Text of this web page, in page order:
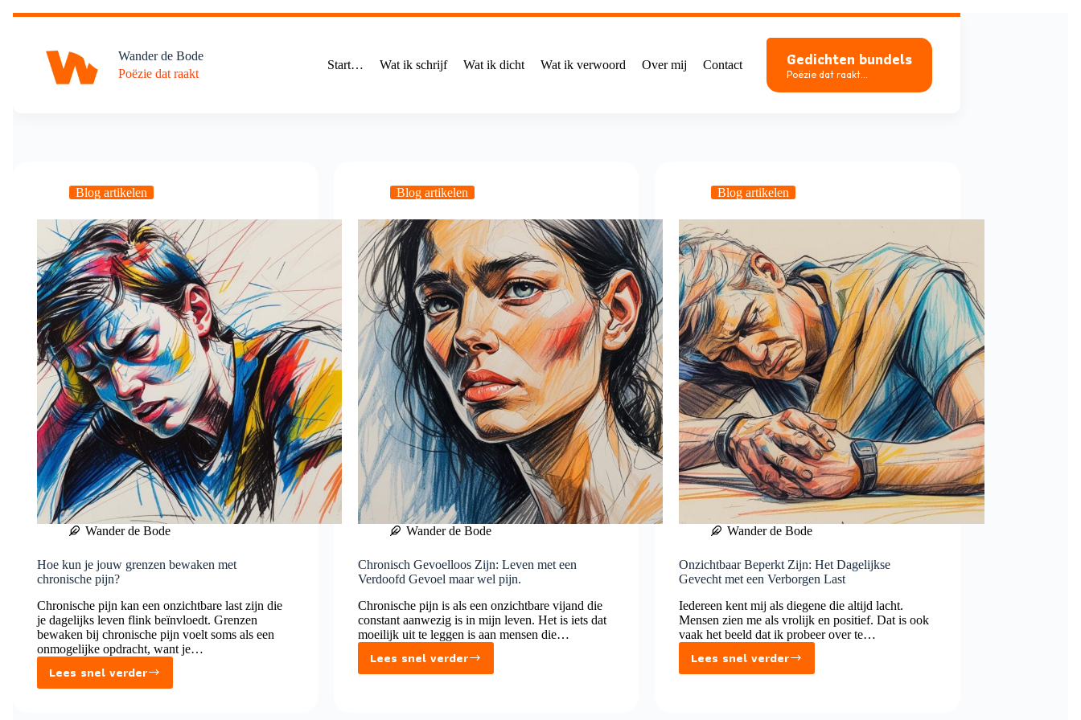
Ga
Wander de Bode
Poëzie dat raakt
Start… Wat ik schrijf Wat ik dicht Wat ik verwoord Over mij Contact Gedichten bundels
Poëzie dat raakt...
Blog artikelen
Wander de Bode
Hoe kun je jouw grenzen bewaken met
chronische pijn?
Chronische pijn kan een onzichtbare last zijn die
je dagelijks leven flink beïnvloedt. Grenzen
bewaken bij chronische pijn voelt soms als een
onmogelijke opdracht, want je…
Lees snel verder
Hoe
Blog artikelen
Wander de Bode
Chronisch Gevoelloos Zijn: Leven met een
Verdoofd Gevoel maar wel pijn.
Chronische pijn is als een onzichtbare vijand die
constant aanwezig is in mijn leven. Het is iets dat
moeilijk uit te leggen is aan mensen die…
Lees snel verder
Chronisch
Blog artikelen
Wander de Bode
Onzichtbaar Beperkt Zijn: Het Dagelijkse
Gevecht met een Verborgen Last
Iedereen kent mij als diegene die altijd lacht.
Mensen zien me als vrolijk en positief. Dat is ook
vaak het beeld dat ik probeer over te…
Lees snel verder
Onzichtbaar